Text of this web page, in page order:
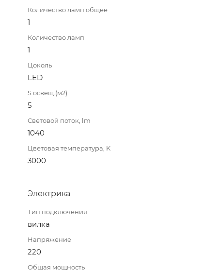
Количество ламп общее
1
Количество ламп
1
Цоколь
LED
S освещ.(м2)
5
Световой поток, lm
1040
Цветовая температура, K
3000
Электрика
Тип подключения
вилка
Напряжение
220
Общая мощность